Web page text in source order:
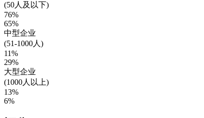
(50人及以下)
76%
65%
中型企业
(51-1000人)
11%
29%
大型企业
(1000人以上)
13%
6%